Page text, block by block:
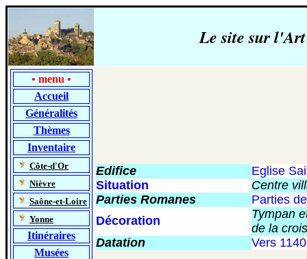
Le site sur
• menu •
Accueil
Généralités
Thèmes
Inventaire
Côte-d'Or
Nièvre
Saône-et-Loire
Yonne
Itinéraires
Musées
Edifice
Eglise
Situation
Centre
Parties Romanes
Parties
Décoration
Tympan
de la
Datation
Vers